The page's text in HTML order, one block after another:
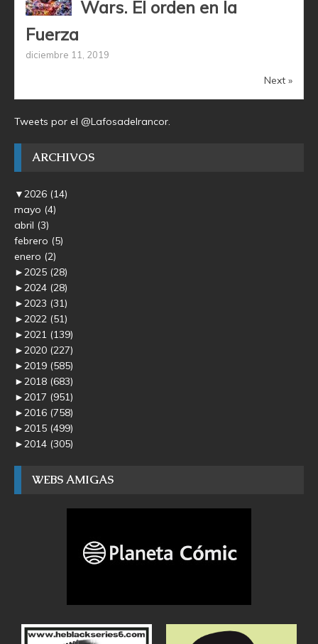
Wars. El orden en la
Fuerza
diciembre 11, 2019
Next »
Tweets por el @Lafosadelrancor.
ARCHIVOS
▼2026 (14)
mayo (4)
abril (3)
febrero (5)
enero (2)
►2025 (28)
►2024 (28)
►2023 (31)
►2022 (51)
►2021 (139)
►2020 (227)
►2019 (585)
►2018 (683)
►2017 (951)
►2016 (758)
►2015 (499)
►2014 (305)
WEBS AMIGAS